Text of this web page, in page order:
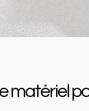
matériel